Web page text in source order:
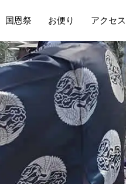
国恩祭 お便り アクセス